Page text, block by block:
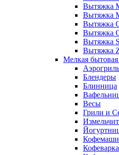
Вытяжка
Вытяжка
Вытяжка
Вытяжка
Вытяжка
Вытяжка
Мелкая бытовая
Аэрогриль
Блендеры
Блинница
Весы
Грили и
Кофеварка